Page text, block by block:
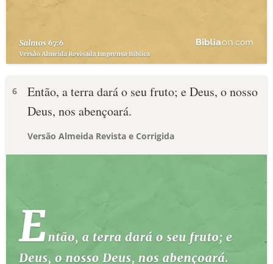
6
Então, a terra dará o seu fruto; e Deus, o nosso
Deus, nos abençoará.
Versão Almeida Revista e Corrigida